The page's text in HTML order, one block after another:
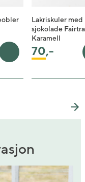
Legg i handlekurv
Lakriskuler med
sjokolade
Karamell
70,-